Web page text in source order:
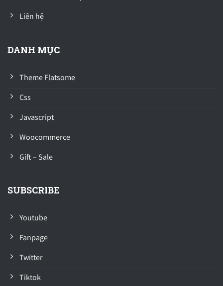
Liên hệ
DANH MỤC
Theme Flatsome
Css
Javascript
Woocommerce
Gift – Sale
SUBSCRIBE
Youtube
Fanpage
Twitter
Tiktok